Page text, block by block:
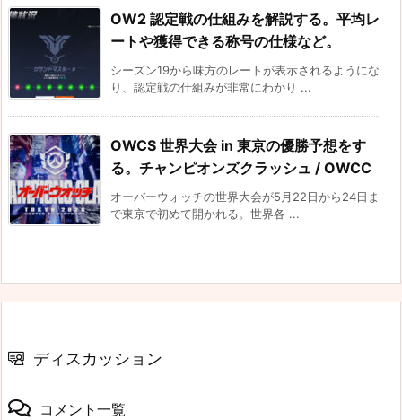
OW2 認定戦の仕組みを解説する。平均レ
ートや獲得できる称号の仕様など。
シーズン19から味方のレートが表示されるようにな
り、認定戦の仕組みが非常にわかり ...
OWCS 世界大会 in 東京の優勝予想をす
る。チャンピオンズクラッシュ / OWCC
オーバーウォッチの世界大会が5月22日から24日ま
で東京で初めて開かれる。世界各 ...
ディスカッション
コメント一覧